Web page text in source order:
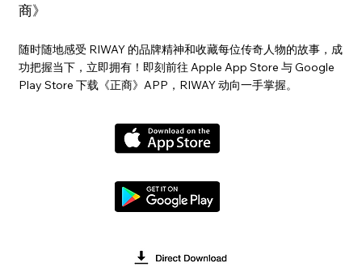
商》
随时随地感受 RIWAY 的品牌精神和收藏每位传奇人物的故事，成
功把握当下，立即拥有！即刻前往 Apple App Store 与 Google
Play Store 下载《正商》APP，RIWAY 动向一手掌握。